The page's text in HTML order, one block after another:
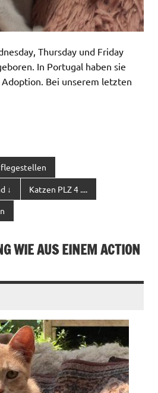
Thursday und Friday
In Portugal haben sie
Adoption. Bei unserem letzten
↓ Katzen PLZ 4 ....
WIE AUS EINEM ACTION